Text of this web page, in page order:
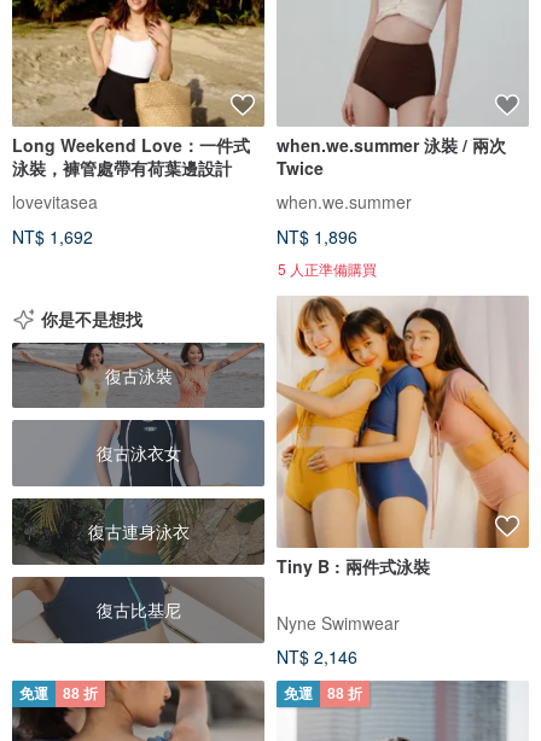
Long Weekend Love：一件式
泳裝，褲管處帶有荷葉邊設計
lovevitasea
NT$ 1,692
when.we.summer 泳裝 / 兩次
Twice
when.we.summer
NT$ 1,896
5 人正準備購買
你是不是想找
復古泳裝
復古泳衣女
復古連身泳衣
復古比基尼
Tiny B : 兩件式泳裝
Nyne Swimwear
NT$ 2,146
免運 88 折 免運 88 折